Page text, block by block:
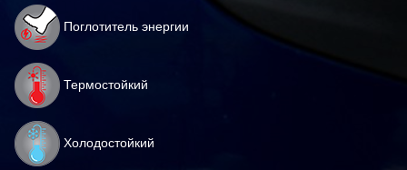
Поглотитель энергии
Термостойкий
Холодостойкий